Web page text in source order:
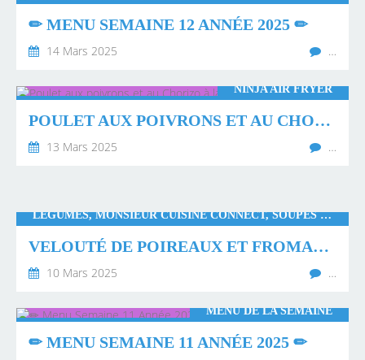
✏ MENU SEMAINE 12 ANNÉE 2025 ✏
14 Mars 2025 …
NINJA AIR FRYER
POULET AUX POIVRONS ET AU CHORIZO À LA NINJA AIR FRYER
13 Mars 2025 …
LÉGUMES, MONSIEUR CUISINE CONNECT, SOUPES ET VELOUTÉS, THERMOMIX
VELOUTÉ DE POIREAUX ET FROMAGE À TARTINER
10 Mars 2025 …
MENU DE LA SEMAINE
✏ MENU SEMAINE 11 ANNÉE 2025 ✏